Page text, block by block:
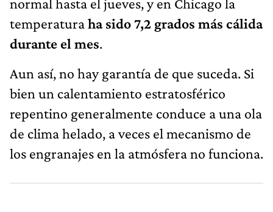
normal hasta el jueves, y en Chicago la
temperaturaha sido 7,2 grados más cálida
durante el mes.
Aun así, no hay garantía de que suceda. Si
bien un calentamiento estratosférico
repentino generalmente conduce a una ola
de clima helado, a veces el mecanismo de
los engranajes en la atmósfera no funciona.